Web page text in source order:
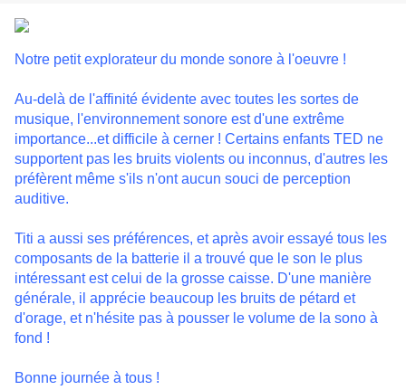
Notre petit explorateur du monde sonore à l'oeuvre !
Au-delà de l'affinité évidente avec toutes les sortes de
musique, l'environnement sonore est d'une extrême
importance...et difficile à cerner ! Certains enfants TED ne
supportent pas les bruits violents ou inconnus, d'autres les
préfèrent même s'ils n'ont aucun souci de perception
auditive.
Titi a aussi ses préférences, et après avoir essayé tous les
composants de la batterie il a trouvé que le son le plus
intéressant est celui de la grosse caisse. D'une manière
générale, il apprécie beaucoup les bruits de pétard et
d'orage, et n'hésite pas à pousser le volume de la sono à
fond !
Bonne journée à tous !